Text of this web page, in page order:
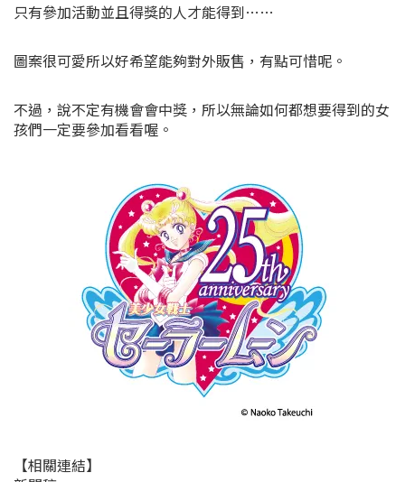
只有參加活動並且得獎的人才能得到……
圖案很可愛所以好希望能夠對外販售，有點可惜呢。
不過，說不定有機會會中獎，所以無論如何都想要得到的女
孩們一定要參加看看喔。
【相關連結】